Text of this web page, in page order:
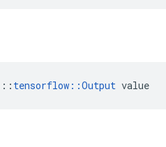
:: tensorflow::Output value